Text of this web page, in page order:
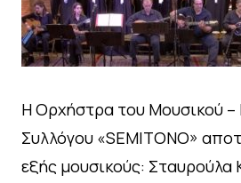
Η Ορχήστρα του Μουσικού –
Συλλόγου «SEMITONO»
εξής μουσικούς: Σταυρούλα